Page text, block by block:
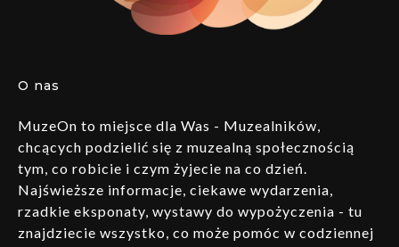
O nas
MuzeOn to miejsce dla Was - Muzealników,
chcących podzielić się z muzealną społecznością
tym, co robicie i czym żyjecie na co dzień.
Najświeższe informacje, ciekawe wydarzenia,
rzadkie eksponaty, wystawy do wypożyczenia - tu
znajdziecie wszystko, co może pomóc w codziennej